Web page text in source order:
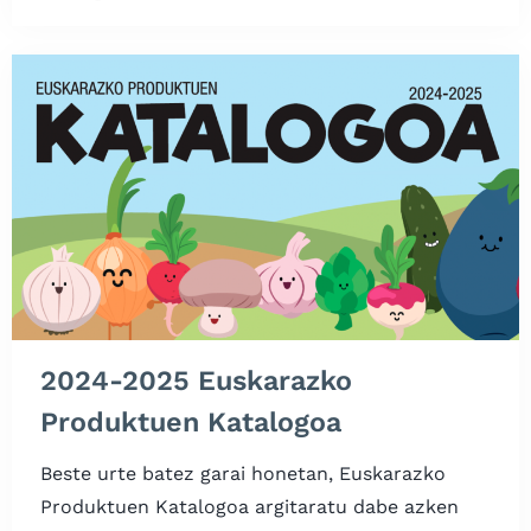
2024-2025 Euskarazko
Produktuen Katalogoa
Beste urte batez garai honetan, Euskarazko
Produktuen Katalogoa argitaratu dabe azken